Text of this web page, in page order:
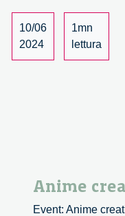
10/06
2024
1mn
lettura
Anime
Event: Anime